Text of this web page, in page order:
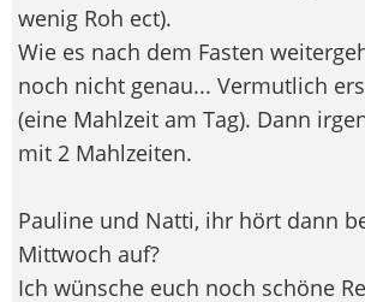
wenig Roh ect).
Wie es nach dem Fasten
noch nicht genau... Vermutlich
(eine Mahlzeit am Tag). Dann
mit 2 Mahlzeiten.
Pauline und Natti, ihr hört dann
Mittwoch auf?
Ich wünsche euch noch schöne